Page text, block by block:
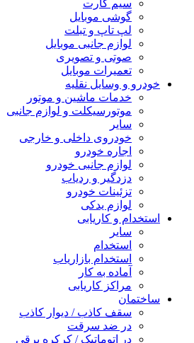
سیم کارت
گوشی موبایل
لپ تاپ و تبلت
لوازم جانبی موبایل
صوتی و تصویری
تعمیرات موبایل
خودرو و وسایل نقلیه
خدمات ماشین و موتور
موتورسیکلت و لوازم جانبی
سایر
خودروی داخلی و خارجی
اجاره خودرو
لوازم جانبی خودرو
دزدگیر و ردیاب
تزئینات خودرو
لوازم یدکی
استخدام و کاریابی
سایر
استخدام
استخدام بازاریاب
آماده به کار
مراکز کاریابی
ساختمان
سقف کاذب / دیوار کاذب
در ضد سرقت
در اتوماتیک / کرکره برقی